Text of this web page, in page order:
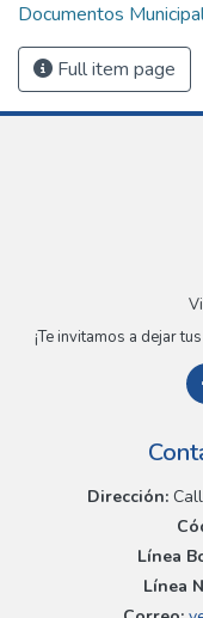
Documentos
Full item page
¡Te invitamos a dejar
Dirección:
Línea
Línea